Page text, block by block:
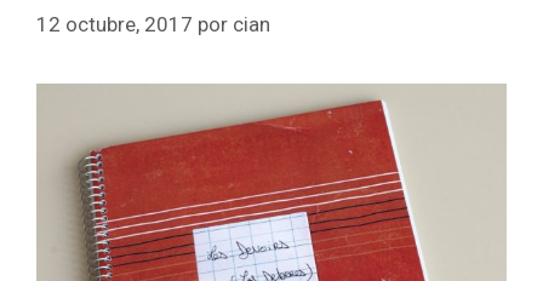
12 octubre, 2017 por cian